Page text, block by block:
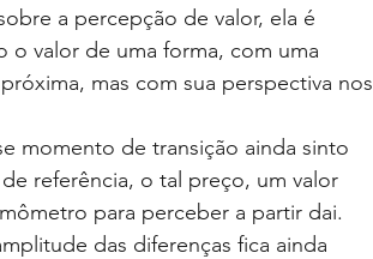
a percepção de valor, ela é
valor de uma forma, com uma
mas com sua perspectiva nos
momento de transição ainda sinto
referência, o tal preço, um valor
para perceber a partir dai.
das diferenças fica ainda